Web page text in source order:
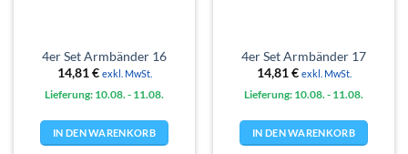
4er Set Armbänder 16
14,81€ exkl. MwSt.
Lieferung: 10.08. - 11.08.
IN DEN WARENKORB
4er Set Armbänder 17
14,81€ exkl. MwSt.
Lieferung: 10.08. - 11.08.
IN DEN WARENKORB